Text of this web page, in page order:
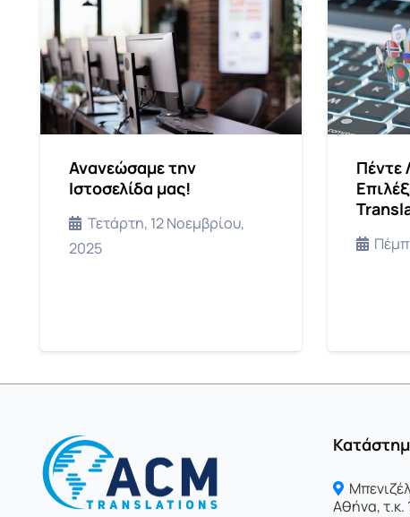
Ανανεώσαμε την
Ιστοσελίδα μας!
Τετάρτη, 12 Νοεμβρίου,
2025
Πέντε
Αθήνα, τ.κ.